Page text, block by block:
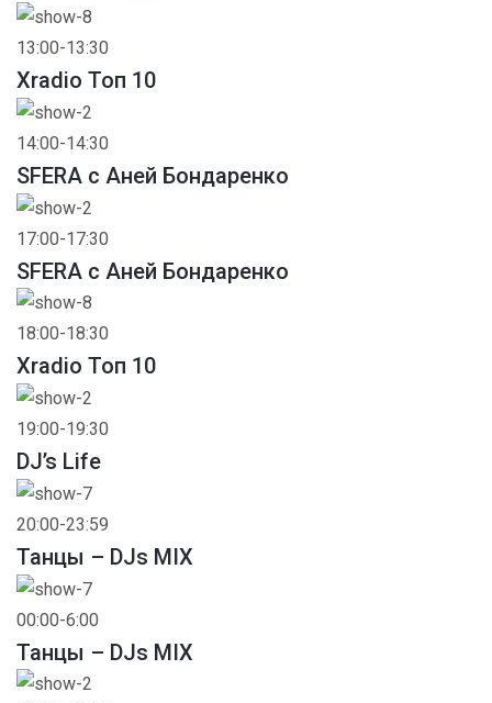
13:00-13:30
Xradio Топ 10
14:00-14:30
SFERA с Аней Бондаренко
17:00-17:30
SFERA с Аней Бондаренко
18:00-18:30
Xradio Топ 10
19:00-19:30
DJ’s Life
20:00-23:59
Танцы – DJs MIX
00:00-6:00
Танцы – DJs MIX